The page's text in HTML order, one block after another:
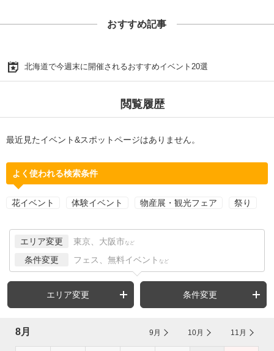
おすすめ記事
北海道で今週末に開催されるおすすめイベント20選
閲覧履歴
最近見たイベント&スポットページはありません。
よく使われる検索条件
花イベント 体験イベント 物産展・観光フェア 祭り
エリア変更 東京、大阪市 など
条件変更 フェス、無料イベント など
エリア変更 条件変更
8月 9月 10月 11月